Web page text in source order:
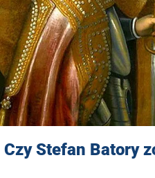
Czy Stefan Batory